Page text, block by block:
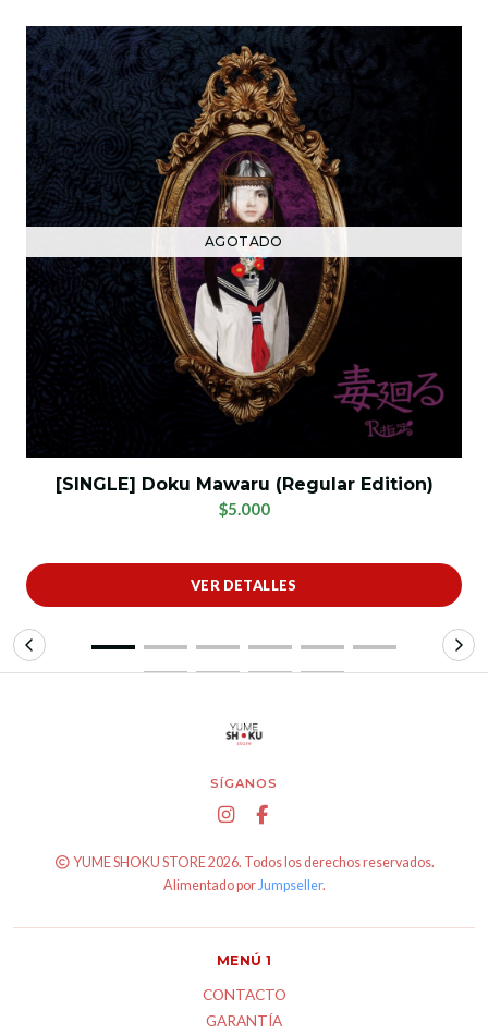
AGOTADO
[SINGLE] Doku Mawaru (Regular Edition)
$5.000
VER DETALLES
SÍGANOS
YUME SHOKU STORE 2026. Todos los derechos reservados.
Alimentado porJumpseller.
MENÚ 1
CONTACTO
GARANTÍA